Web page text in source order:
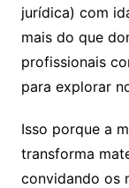
jurídica) com
mais do que
profissionais
para explorar
Isso porque a
transforma
convidando os